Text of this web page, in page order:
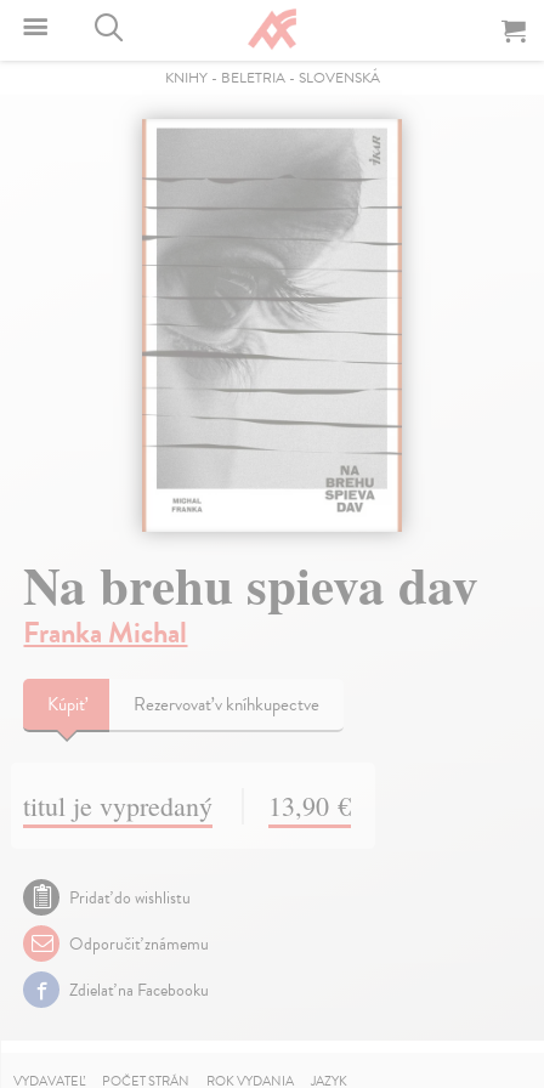
KNIHY- BELETRIA- SLOVENSKÁ
Na brehu spieva dav
Franka Michal
Kúpiť Rezervovať v kníhkupectve
titul je vypredaný 13,90 €
Pridať do wishlistu
Odporučiť známemu
Zdielať na Facebooku
VYDAVATEĽ POČET STRÁN ROK VYDANIA JAZYK